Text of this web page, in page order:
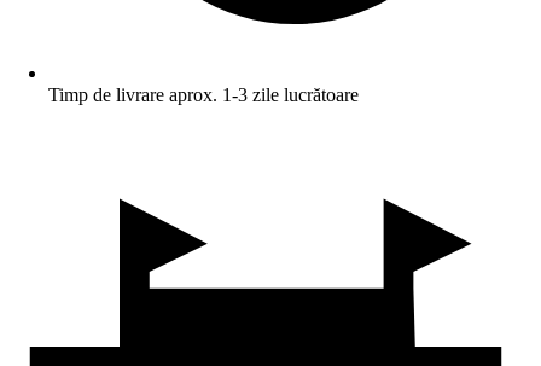
Timp de livrare aprox. 1-3 zile lucrătoare